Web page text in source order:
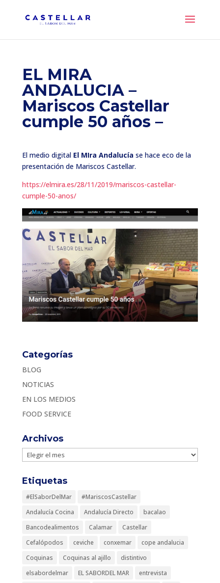
EL MIRA
ANDALUCIA –
Mariscos Castellar
cumple 50 años –
El medio digital El MIra Andalucía se hace eco de la
presentación de Mariscos Castellar.
https://elmira.es/28/11/2019/mariscos-castellar-
cumple-50-anos/
Categorías
BLOG
NOTICIAS
EN LOS MEDIOS
FOOD SERVICE
Archivos
Archivos
Etiquetas
#ElSaborDelMar
#MariscosCastellar
Andalucía Cocina
Andalucía Directo
bacalao
Bancodealimentos
Calamar
Castellar
Cefalópodos
ceviche conxemar
cope andalucia
Coquinas
Coquinas al ajillo
distintivo
elsabordelmar
EL SABORDEL MAR
entrevista